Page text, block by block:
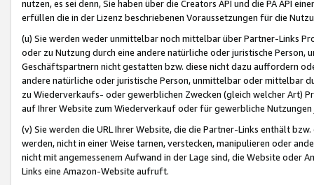
nutzen, es sei denn, Sie haben über die Creators API und die PA API
erfüllen die in der Lizenz beschriebenen Voraussetzungen für die
(u) Sie werden weder unmittelbar noch mittelbar über Partner-Links
oder zu Nutzung durch eine andere natürliche oder juristische
Geschäftspartnern nicht gestatten bzw. diese nicht dazu auffordern
andere natürliche oder juristische Person, unmittelbar oder mittelbar
zu Wiederverkaufs- oder gewerblichen Zwecken (gleich welcher Art)
auf Ihrer Website zum Wiederverkauf oder für gewerbliche
(v) Sie werden die URL Ihrer Website, die die Partner-Links enthält
werden, nicht in einer Weise tarnen, verstecken, manipulieren oder
nicht mit angemessenem Aufwand in der Lage sind, die Website oder
Links eine Amazon-Website aufruft.